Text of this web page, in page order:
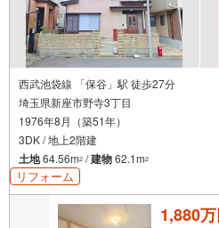
西武池袋線 「保谷」駅 徒歩27分
埼玉県新座市野寺3丁目
1976年8月（築51年）
3DK / 地上2階建
土地64.56m2 /建物62.1m2
リフォーム
1,880